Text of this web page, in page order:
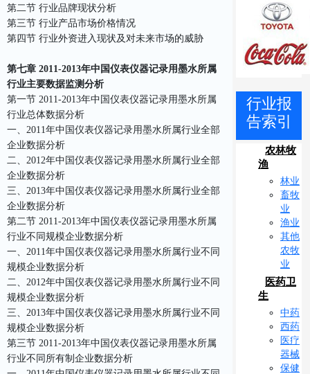
第二节 行业品牌现状分析
第三节 行业产品市场价格情况
第四节 行业外资进入现状及对未来市场的威胁
第七章 2011-2013年中国仪表仪器记录用墨水所属
行业主要数据监测分析
第一节 2011-2013年中国仪表仪器记录用墨水所属
行业总体数据分析
一、2011年中国仪表仪器记录用墨水所属行业全部
企业数据分析
二、2012年中国仪表仪器记录用墨水所属行业全部
企业数据分析
三、2013年中国仪表仪器记录用墨水所属行业全部
企业数据分析
第二节 2011-2013年中国仪表仪器记录用墨水所属
行业不同规模企业数据分析
一、2011年中国仪表仪器记录用墨水所属行业不同
规模企业数据分析
二、2012年中国仪表仪器记录用墨水所属行业不同
规模企业数据分析
三、2013年中国仪表仪器记录用墨水所属行业不同
规模企业数据分析
第三节 2011-2013年中国仪表仪器记录用墨水所属
行业不同所有制企业数据分析
行业报
告索引
农林牧
渔
林业
畜牧
业
渔业
其他
农牧
业
医药卫
生
中药
西药
医疗
器械
保健